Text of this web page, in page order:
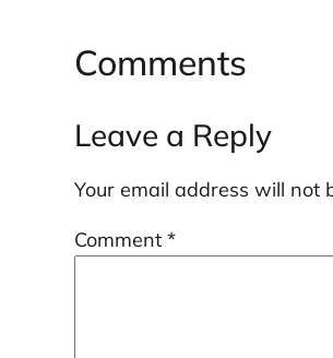
Comments
Leave a Reply
Your email address will not
Comment *